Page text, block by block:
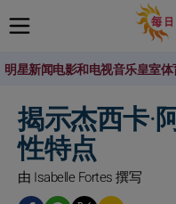
明星新闻电影和电视音乐皇室体
揭示杰西卡·
性特点
由 Isabelle Fortes 撰写